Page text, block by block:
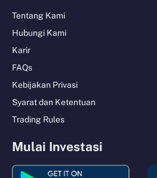
Tentang Kami
Hubungi Kami
Karir
FAQs
Kebijakan Privasi
Syarat dan Ketentuan
Trading Rules
Mulai Investasi